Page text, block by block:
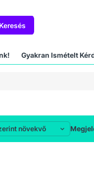
Keresés
Gyakran Ismételt